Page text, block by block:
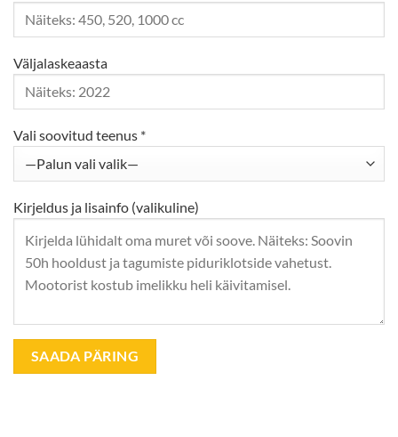
Väljalaskeaasta
Vali soovitud teenus *
Kirjeldus ja lisainfo (valikuline)